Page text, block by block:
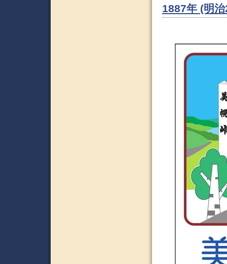
1887年 (明